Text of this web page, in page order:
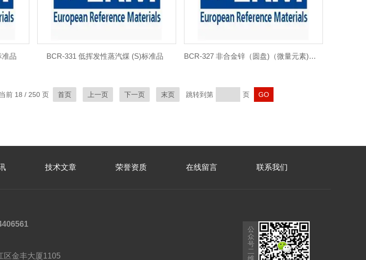
准品 BCR-331 低挥发性蒸汽煤 (S)标准品 BCR-327 非合金锌（圆盘)（微量元素)标准品
前 18 / 250 页 首页 上一页 下一页 末页 跳转到第 页
技术文章 荣誉资质 在线留言 联系我们
区金丰大厦1105
公
众
号
二